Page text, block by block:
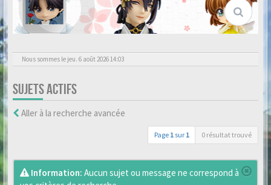
Nous sommes le jeu. 6 août 2026 14:03
SUJETS ACTIFS
Aller à la recherche avancée
Page 1 sur 1 0 résultat trouvé
Information: Aucun sujet ou message ne correspond à